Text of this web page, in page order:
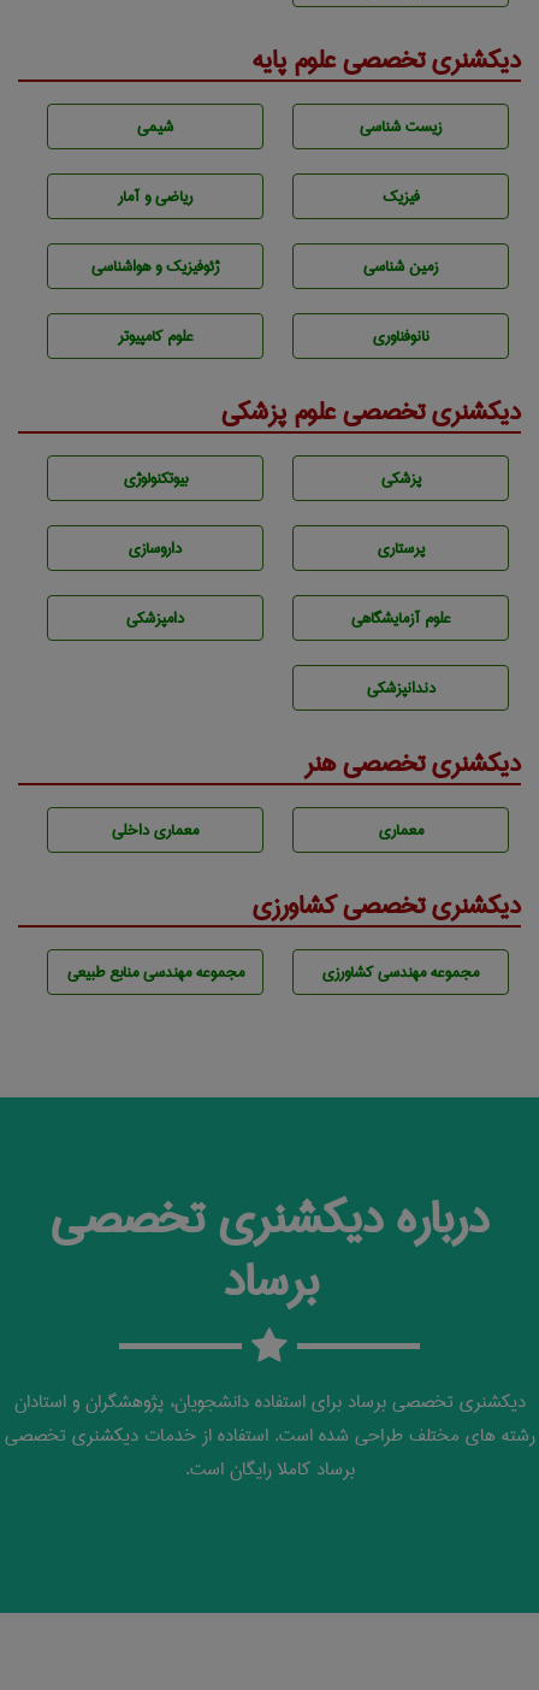
دیکشنری تخصصی علوم پایه
زيست شناسی شيمی
فیزیک ریاضی و آمار
زمين شناسی ژئوفيزيك و هواشناسی
نانوفناوری علوم کامپیوتر
دیکشنری تخصصی علوم پزشکی
پزشكی بيوتكنولوژی
پرستاری داروسازی
علوم آزمايشگاهی دامپزشكی
دندانپزشكی
دیکشنری تخصصی هنر
معماری معماری داخلی
دیکشنری تخصصی کشاورزی
مجموعه مهندسی كشاورزی مجموعه مهندسی منابع طبيعی
درباره دیکشنری تخصصی
برساد
دیکشنری تخصصی برساد برای استفاده دانشجویان، پژوهشگران و استادان
رشته های مختلف طراحی شده است. استفاده از خدمات دیکشنری تخصصی
برساد کاملا رایگان است.